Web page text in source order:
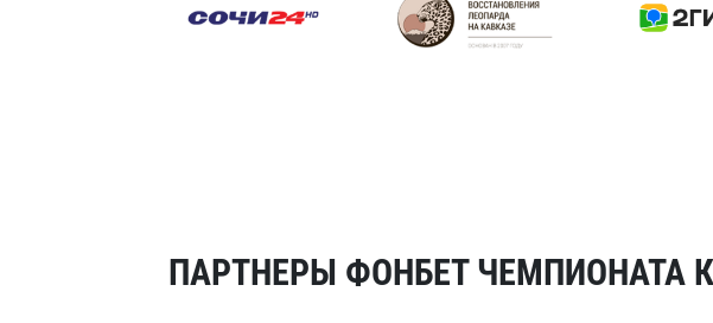
ПАРТНЕРЫ ФОНБЕТ ЧЕМПИОНАТА